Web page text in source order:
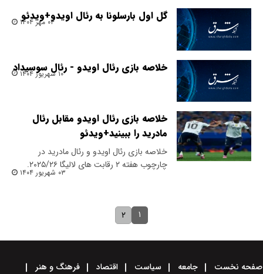
گل اول بارسلونا به رئال اویدو+ویدئو
۰۴ مهر ۱۴۰۴
خلاصه بازی رئال اویدو - رئال سوسیداد
۱۰ شهریور ۱۴۰۴
خلاصه بازی رئال اویدو مقابل رئال
مادرید را ببینید+ویدئو
خلاصه بازی رئال اویدو و رئال مادرید در
چارچوب هفته ۲ رقابت های لالیگا ۲۰۲۵/۲۶.
۰۳ شهریور ۱۴۰۴
۱ ۲
صفحه نخست جامعه سیاست اقتصاد
فرهنگ و هنر